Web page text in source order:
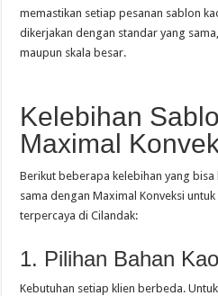
memastikan setiap pesanan sablon
dikerjakan dengan standar yang
maupun skala besar.
Kelebihan
Maximal
Berikut beberapa kelebihan yang bisa
sama dengan Maximal Konveksi
terpercaya di Cilandak:
1. Pilihan Bahan
Kebutuhan setiap klien berbeda.